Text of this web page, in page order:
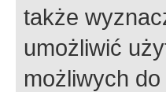
także
umożliwić
możliwych